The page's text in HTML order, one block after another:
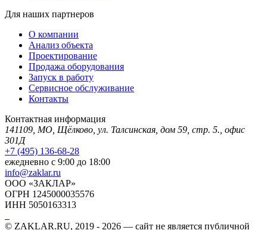
Для наших партнеров
О компании
Анализ объекта
Проектирование
Продажа оборудования
Запуск в работу
Сервисное обслуживание
Контакты
Контактная информация
141109, МО, Щёлково, ул. Талсинская, дом 59, стр. 5., офис
301Д
+7 (495) 136-68-28
ежедневно с 9:00 до 18:00
info@zaklar.ru
ООО «ЗАКЛАР»
ОГРН 1245000035576
ИНН 5050163313
© ZAKLAR.RU, 2019 - 2026 — cайт не является публичной